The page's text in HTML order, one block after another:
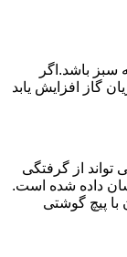
در حدود ۲۰ میلیمتر و به رنگ آبی متمایل به سبز باشد.اگر
گاز افزایش یابد
از گرفتگی
داده شده است.
پیچ گوشتی